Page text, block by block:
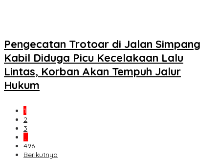
Pengecatan Trotoar di Jalan Simpang
Kabil Diduga Picu Kecelakaan Lalu
Lintas, Korban Akan Tempuh Jalur
Hukum
1
2
3
…
496
Berikutnya